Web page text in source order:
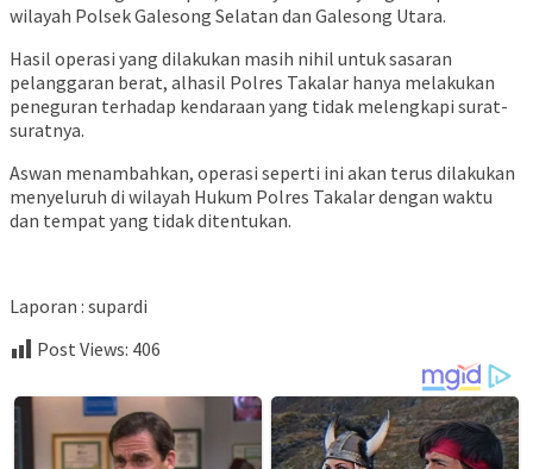
wilayah Polsek Galesong Selatan dan Galesong Utara.
Hasil operasi yang dilakukan masih nihil untuk sasaran
pelanggaran berat, alhasil Polres Takalar hanya melakukan
peneguran terhadap kendaraan yang tidak melengkapi surat-
suratnya.
Aswan menambahkan, operasi seperti ini akan terus dilakukan
menyeluruh di wilayah Hukum Polres Takalar dengan waktu
dan tempat yang tidak ditentukan.
Laporan : supardi
Post Views: 406